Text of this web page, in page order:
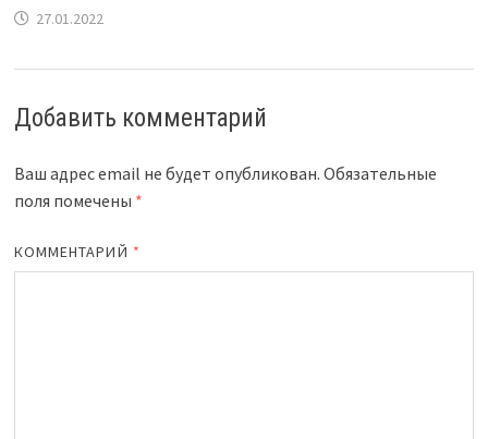
27.01.2022
Добавить комментарий
Ваш адрес email не будет опубликован. Обязательные
поля помечены *
КОММЕНТАРИЙ *